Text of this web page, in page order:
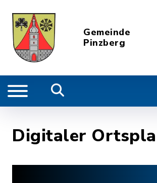
Gemeinde
Pinzberg
Digitaler